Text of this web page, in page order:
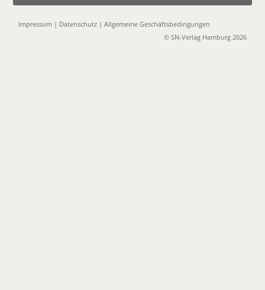
Impressum | Datenschutz |Allgemeine Geschäftsbedingungen
© SN-Verlag Hamburg 2026